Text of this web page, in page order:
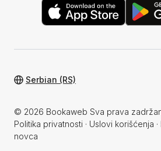
© 2026 Bookaweb Sva prava
Politika privatnosti · Uslovi korišćenja ·
novca
Serbian (RS)